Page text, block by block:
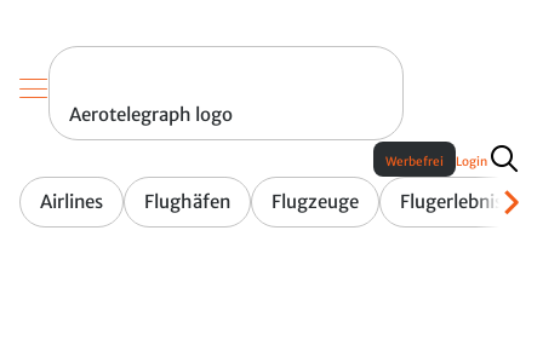
Aerotelegraph logo
Airlines Flughäfen Flugzeuge Flugerlebnis
Werbefrei Login